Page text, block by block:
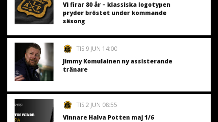
Vi firar 80 år – klassiska logotypen
pryder bröstet under kommande
säsong
TIS 9 JUN 14:00
Jimmy Komulainen ny assisterande
tränare
TIS 2 JUN 08:55
Vinnare Halva Potten maj 1/6